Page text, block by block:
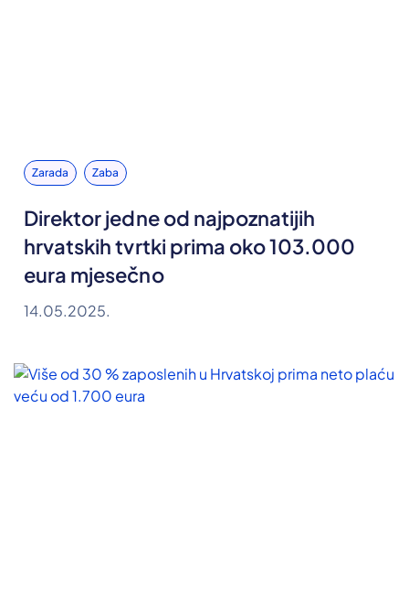
Zarada Zaba
Direktor jedne od najpoznatijih
hrvatskih tvrtki prima oko 103.000
eura mjesečno
14.05.2025.